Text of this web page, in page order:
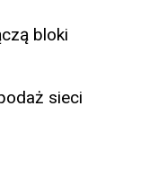
bloki
sieci